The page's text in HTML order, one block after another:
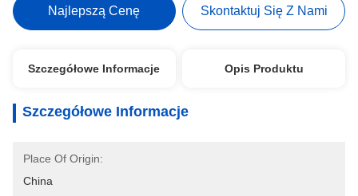
Najlepszą Cenę Skontaktuj Się Z Nami
Szczegółowe Informacje Opis Produktu
Szczegółowe Informacje
Place Of Origin:
China